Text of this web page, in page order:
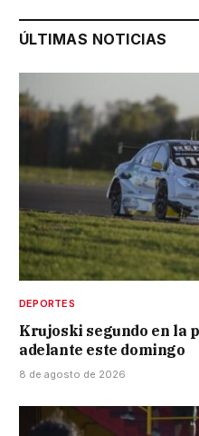
ÚLTIMAS NOTICIAS
DEPORTES
Krujoski segundo en la
adelante este domingo
8 de agosto de 2026